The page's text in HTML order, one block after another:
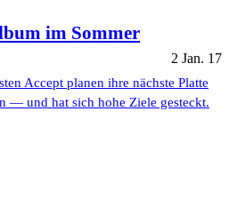
im Sommer
2 Jan. 17
Accept planen ihre nächste Platte
— und hat sich hohe Ziele gesteckt.